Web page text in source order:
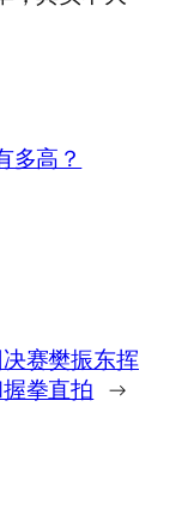
多高？
赛樊振东挥
拳直拍 →